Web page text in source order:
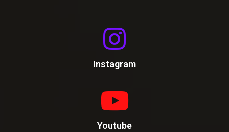
Instagram
Youtube